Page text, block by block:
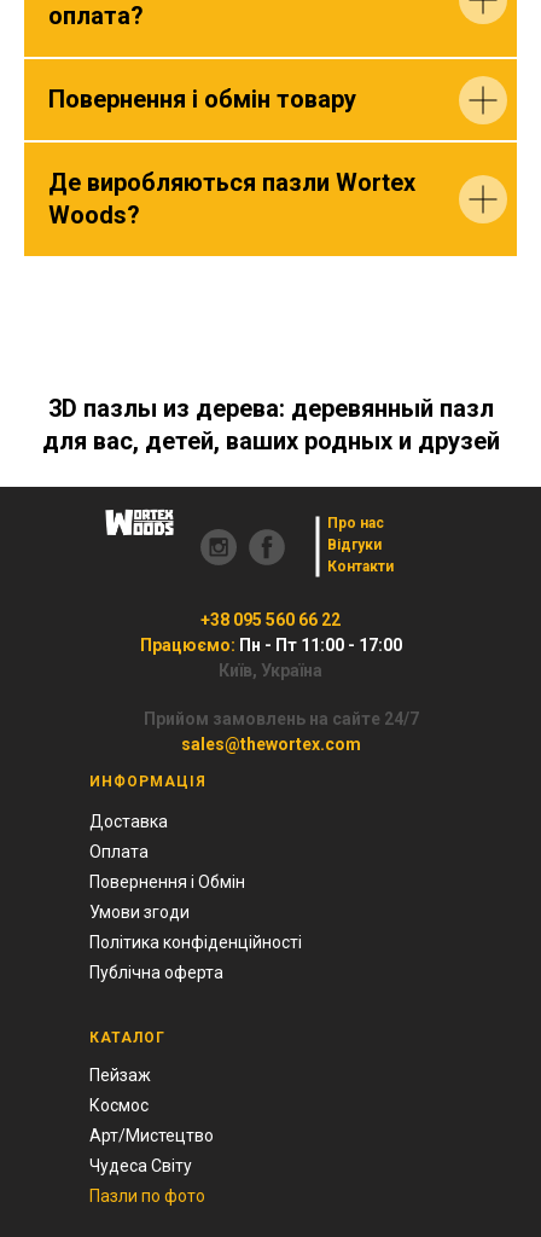
оплата?
Повернення і обмін товару
Де виробляються пазли Wortex
Woods?
3D пазлы из дерева: деревянный пазл
для вас, детей, ваших родных и друзей
ИНФОРМАЦІЯ
Доставка
Оплата
Повернення і Обмін
Умови згоди
Політика конфіденційності
Публічна оферта
КАТАЛОГ
Пейзаж
Космос
Арт/Мистецтво
Чудеса Світу
Пазли по фото
+38 095 560 66 22
Працюємо: Пн - Пт 11:00 - 17:00
Київ, Україна
Прийом замовлень на сайте 24/7
sales@thewortex.com
Про нас
Відгуки
Контакти